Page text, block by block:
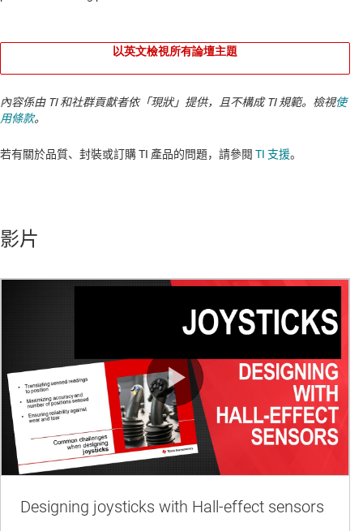
以英文檢視所有論壇主題
內容係由 TI 和社群貢獻者依「現狀」提供，且不構成 TI 規範。檢視使
用條款。
若有關於品質、封裝或訂購 TI 產品的問題，請參閱 TI 支援。​​​​​​​​​​​​​​
影片